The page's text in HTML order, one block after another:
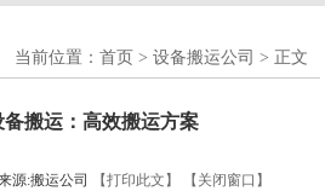
当前位置： 首页 > 设备搬运公司 > 正文
备搬运：高效搬运方案
源:搬运公司 【打印此文】 【关闭窗口】